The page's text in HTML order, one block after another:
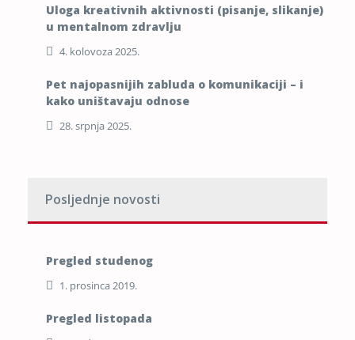
Uloga kreativnih aktivnosti (pisanje, slikanje)
u mentalnom zdravlju
4. kolovoza 2025.
Pet najopasnijih zabluda o komunikaciji – i
kako uništavaju odnose
28. srpnja 2025.
Posljednje novosti
Pregled studenog
1. prosinca 2019.
Pregled listopada